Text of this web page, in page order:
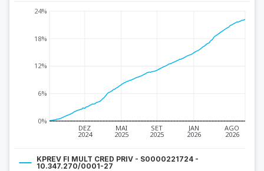
DEZ
2024
MAI
2025
SET
2025
JAN
2026
AGO
2026
0%
6%
12%
18%
24%
KPREV FI MULT CRED PRIV - S0000221724 -
10.347.270/0001-27